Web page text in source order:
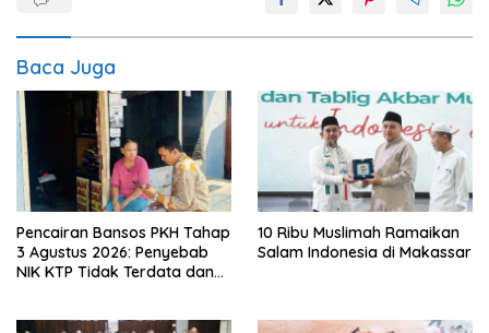
Baca Juga
Pencairan Bansos PKH Tahap
3 Agustus 2026: Penyebab
NIK KTP Tidak Terdata dan
10 Ribu Muslimah Ramaikan
Salam Indonesia di Makassar